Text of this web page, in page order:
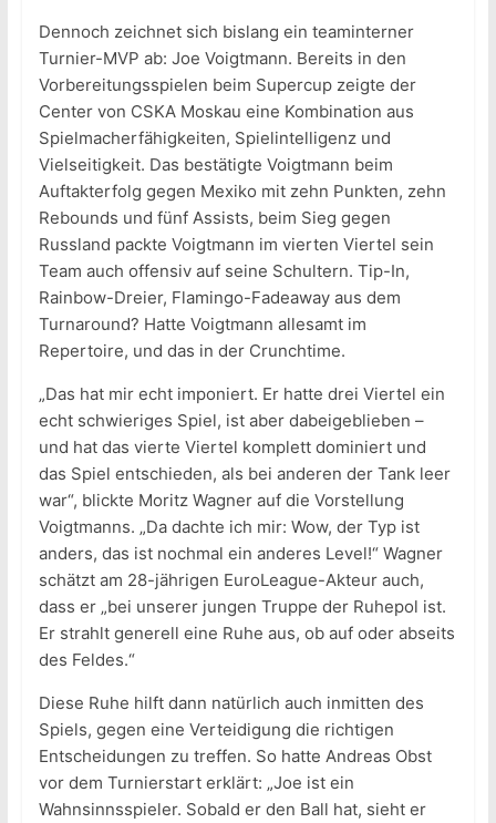
Dennoch zeichnet sich bislang ein teaminterner
Turnier-MVP ab: Joe Voigtmann. Bereits in den
Vorbereitungsspielen beim Supercup zeigte der
Center von CSKA Moskau eine Kombination aus
Spielmacherfähigkeiten, Spielintelligenz und
Vielseitigkeit. Das bestätigte Voigtmann beim
Auftakterfolg gegen Mexiko mit zehn Punkten, zehn
Rebounds und fünf Assists, beim Sieg gegen
Russland packte Voigtmann im vierten Viertel sein
Team auch offensiv auf seine Schultern. Tip-In,
Rainbow-Dreier, Flamingo-Fadeaway aus dem
Turnaround? Hatte Voigtmann allesamt im
Repertoire, und das in der Crunchtime.
„Das hat mir echt imponiert. Er hatte drei Viertel ein
echt schwieriges Spiel, ist aber dabeigeblieben –
und hat das vierte Viertel komplett dominiert und
das Spiel entschieden, als bei anderen der Tank leer
war“, blickte Moritz Wagner auf die Vorstellung
Voigtmanns. „Da dachte ich mir: Wow, der Typ ist
anders, das ist nochmal ein anderes Level!“ Wagner
schätzt am 28-jährigen EuroLeague-Akteur auch,
dass er „bei unserer jungen Truppe der Ruhepol ist.
Er strahlt generell eine Ruhe aus, ob auf oder abseits
des Feldes.“
Diese Ruhe hilft dann natürlich auch inmitten des
Spiels, gegen eine Verteidigung die richtigen
Entscheidungen zu treffen. So hatte Andreas Obst
vor dem Turnierstart erklärt: „Joe ist ein
Wahnsinnsspieler. Sobald er den Ball hat, sieht er